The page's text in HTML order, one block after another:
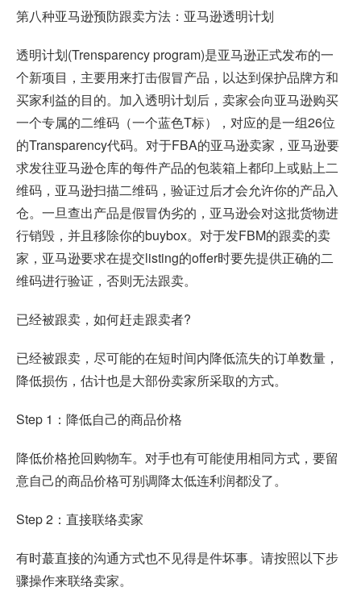
第八种亚马逊预防跟卖方法：亚马逊透明计划
透明计划(Trensparency program)是亚马逊正式发布的一
个新项目，主要用来打击假冒产品，以达到保护品牌方和
买家利益的目的。加入透明计划后，卖家会向亚马逊购买
一个专属的二维码（一个蓝色T标），对应的是一组26位
的Transparency代码。对于FBA的亚马逊卖家，亚马逊要
求发往亚马逊仓库的每件产品的包装箱上都印上或贴上二
维码，亚马逊扫描二维码，验证过后才会允许你的产品入
仓。一旦查出产品是假冒伪劣的，亚马逊会对这批货物进
行销毁，并且移除你的buybox。对于发FBM的跟卖的卖
家，亚马逊要求在提交listing的offer时要先提供正确的二
维码进行验证，否则无法跟卖。
已经被跟卖，如何赶走跟卖者?
已经被跟卖，尽可能的在短时间内降低流失的订单数量，
降低损伤，估计也是大部份卖家所采取的方式。
Step 1：降低自己的商品价格
降低价格抢回购物车。对手也有可能使用相同方式，要留
意自己的商品价格可别调降太低连利润都没了。
Step 2：直接联络卖家
有时蕞直接的沟通方式也不见得是件坏事。请按照以下步
骤操作来联络卖家。